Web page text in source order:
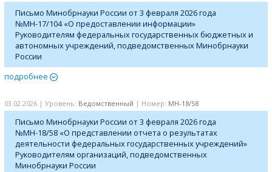
Письмо Минобрнауки России от 3 февраля 2026 года
№МН-17/104 «О предоставлении информации»
Руководителям федеральных государственных бюджетных и
автономных учреждений, подведомственных Минобрнауки
России
подробнее
03.02.2026 | Уровень: Ведомственный | Номер: МН-18/58
Письмо Минобрнауки России от 3 февраля 2026 года
№МН-18/58 «О представлении отчета о результатах
деятельности федеральных государственных учреждений»
Руководителям организаций, подведомственных
Минобрнауки России